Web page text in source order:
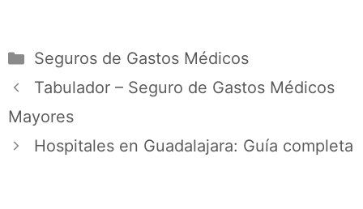
Seguros de Gastos Médicos
Tabulador – Seguro de Gastos Médicos
Mayores
Hospitales en Guadalajara: Guía completa